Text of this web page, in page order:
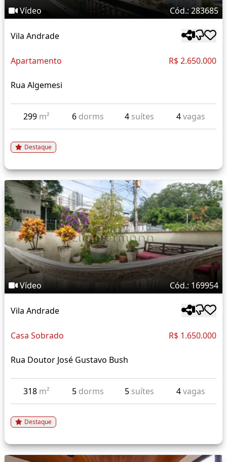
Vídeo Cód.: 283685
Vila Andrade
Apartamento R$ 2.650.000
Rua Algemesi
299 m² 6 dorms 4 suítes 4vagas
Destaque
Vídeo Cód.: 169954
Vila Andrade
Casa Sobrado R$ 1.650.000
Rua Doutor José Gustavo Bush
318 m² 5 dorms 5 suítes 4vagas
Destaque